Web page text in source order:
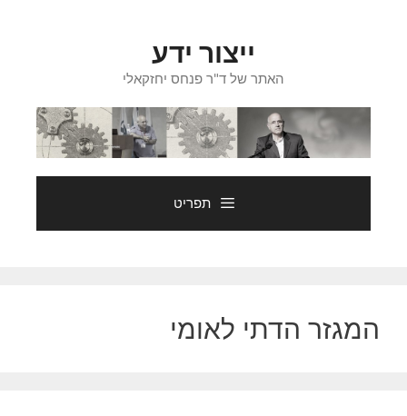
ייצור ידע
האתר של ד"ר פנחס יחזקאלי
תפריט
המגזר הדתי לאומי